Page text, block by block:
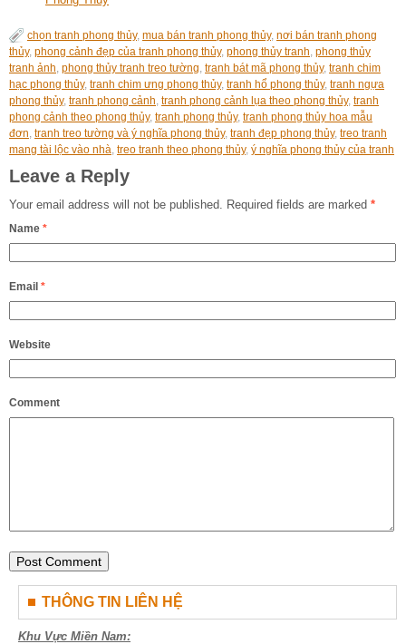
chọn tranh phong thủy, mua bán tranh phong thủy, nơi bán tranh phong
thủy, phong cảnh đẹp của tranh phong thủy, phong thủy tranh, phong thủy
tranh ảnh, phong thủy tranh treo tường, tranh bát mã phong thủy, tranh chim
hạc phong thủy, tranh chim ưng phong thủy, tranh hổ phong thủy, tranh ngựa
phong thủy, tranh phong cảnh, tranh phong cảnh lụa theo phong thủy, tranh
phong cảnh theo phong thủy, tranh phong thủy, tranh phong thủy hoa mẫu
đơn, tranh treo tường và ý nghĩa phong thủy, tranh đẹp phong thủy, treo tranh
mang tài lộc vào nhà, treo tranh theo phong thủy, ý nghĩa phong thủy của tranh
Leave a Reply
Your email address will not be published. Required fields are marked *
Name *
Email *
Website
Comment
THÔNG TIN LIÊN HỆ
Khu Vực Miền Nam: